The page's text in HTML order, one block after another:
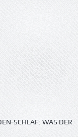
SCHLAF: WAS DER